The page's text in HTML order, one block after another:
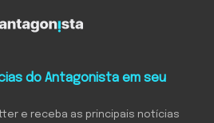
do Antagonista em seu
e receba as principais notícias